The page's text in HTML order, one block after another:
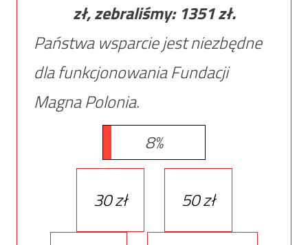
zł, zebraliśmy: 1351zł.
Państwa wsparcie jest niezbędne
dla funkcjonowania Fundacji
Magna Polonia.
8%
30 zł 50 zł